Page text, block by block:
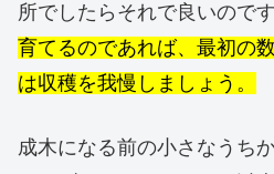
所でしたらそれで良いのです
育てるのであれば、最初の
は収穫を我慢しましょう。
成木になる前の小さなうち